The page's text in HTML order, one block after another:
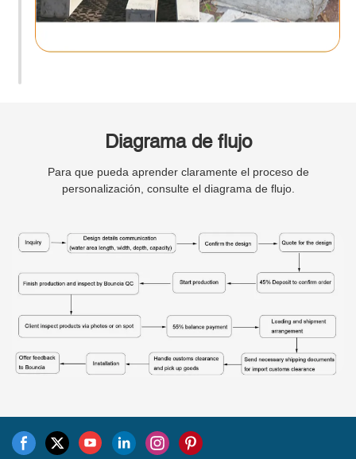
Diagrama de flujo
Para que pueda aprender claramente el proceso de
personalización, consulte el diagrama de flujo.